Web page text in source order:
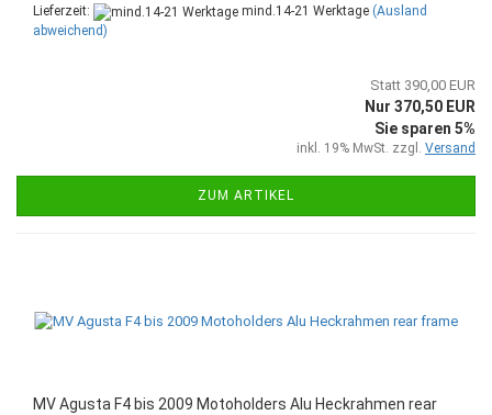
Lieferzeit: mind.14-21 Werktage (Ausland
abweichend)
Statt 390,00 EUR
Nur 370,50 EUR
Sie sparen 5%
inkl. 19% MwSt. zzgl. Versand
ZUM ARTIKEL
MV Agusta F4 bis 2009 Motoholders Alu Heckrahmen rear